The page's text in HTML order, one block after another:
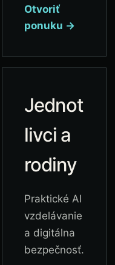
Otvoriť
ponuku →
Jednot
livci a
rodiny
Praktické AI
vzdelávanie
a digitálna
bezpečnosť.